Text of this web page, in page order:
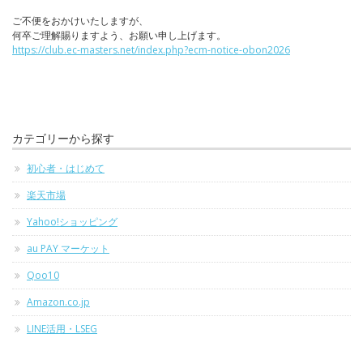
ご不便をおかけいたしますが、
何卒ご理解賜りますよう、お願い申し上げます。
https://club.ec-masters.net/index.php?ecm-notice-obon2026
カテゴリーから探す
初心者・はじめて
楽天市場
Yahoo!ショッピング
au PAY マーケット
Qoo10
Amazon.co.jp
LINE活用・LSEG